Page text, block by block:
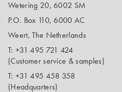
Wetering 20, 6002 SM
P.O. Box 110, 6000 AC
Weert, The Netherlands
T: +31 495 721 424
(Customer service & samples)
T: +31 495 458 358
(Headquarters)